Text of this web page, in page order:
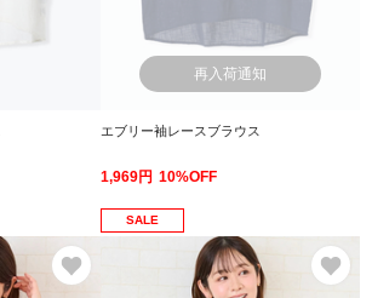
再入荷通知
エブリー袖レースブラウス
1,969円 10%OFF
SALE